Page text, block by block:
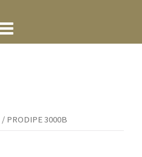
/ PRODIPE 3000B